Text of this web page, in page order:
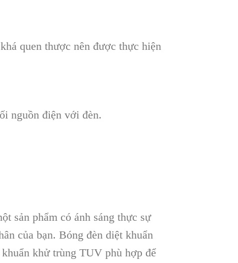
quen thược nên được thực hiện
nguồn điện với đèn.
sản phẩm có ánh sáng thực sự
của bạn. Bóng đèn diệt khuẩn
khử trùng TUV phù hợp để